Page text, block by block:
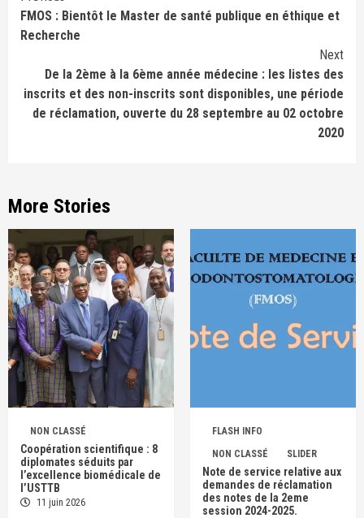
Reading
FMOS : Bientôt le Master de santé publique en éthique et
Recherche
Next
De la 2ème à la 6ème année médecine : les listes des
inscrits et des non-inscrits sont disponibles, une période
de réclamation, ouverte du 28 septembre au 02 octobre
2020
More Stories
NON CLASSÉ
Coopération scientifique : 8
diplomates séduits par
l’excellence biomédicale de
l’USTTB
11 juin 2026
FLASH INFO
NON CLASSÉ
SLIDER
Note de service relative aux
demandes de réclamation
des notes de la 2eme
session 2024-2025.